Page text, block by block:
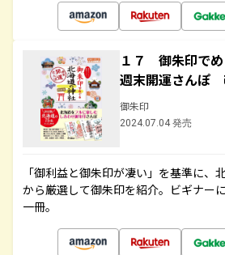
１７ 御朱印で
週末開運さんぽ
御朱印
2024.07.04 発売
「御利益と御朱印が凄い」を基準に、
から厳選して御朱印を紹介。ビギナー
一冊。